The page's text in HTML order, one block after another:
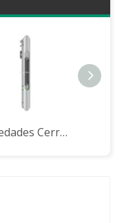
Novedades Cerradura de pestillo deslizante STG49